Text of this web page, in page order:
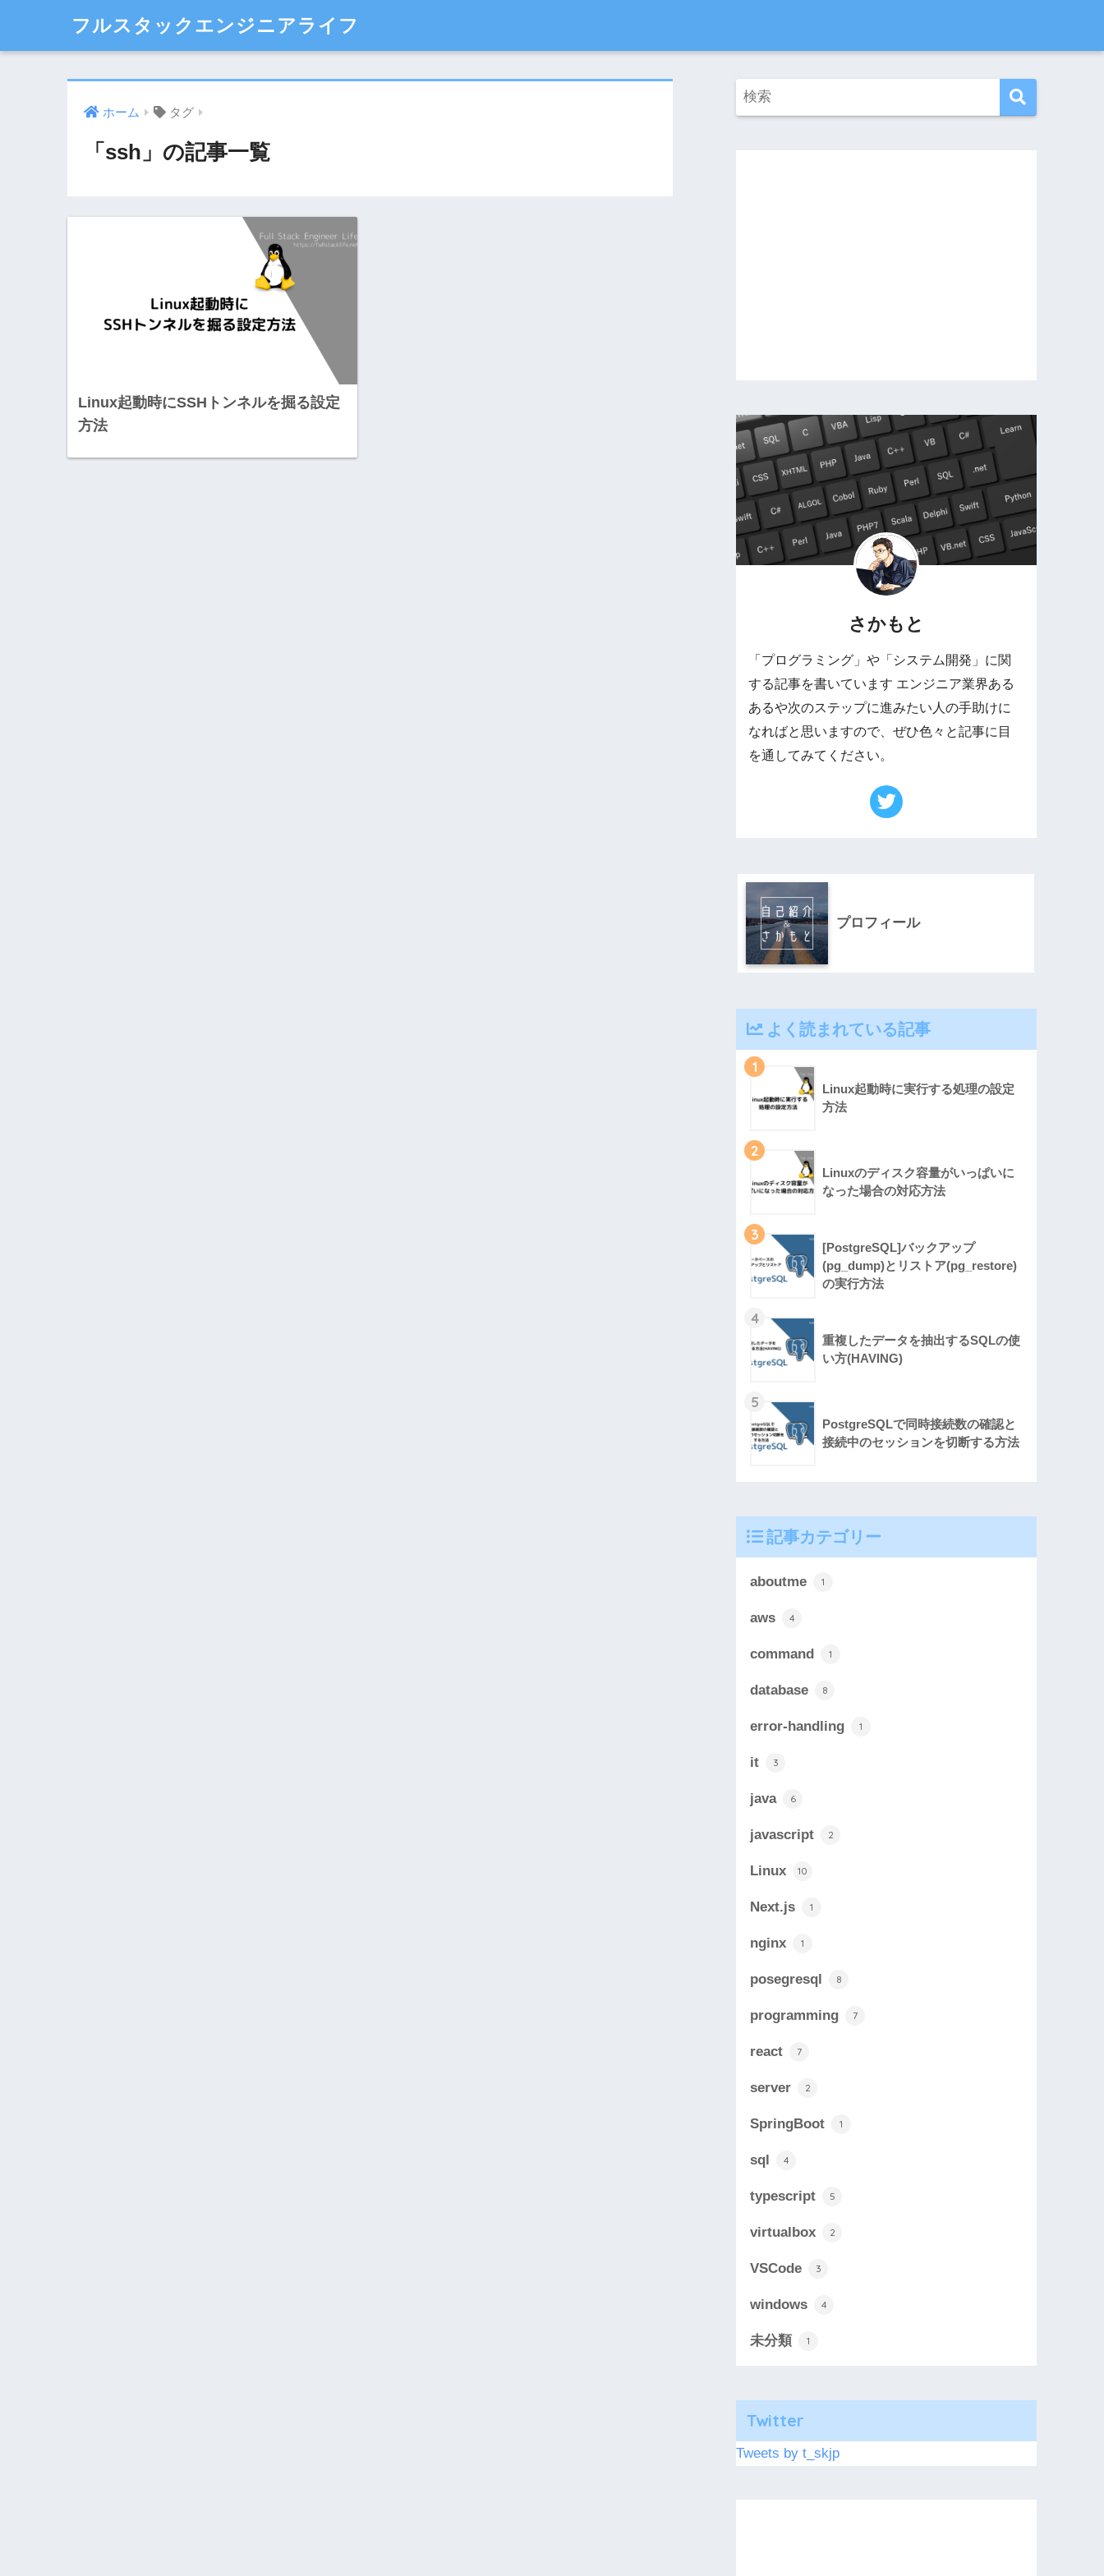
フルスタックエンジニアライフ
ホーム タグ
「ssh」の記事一覧
Linux起動時にSSHトンネルを掘る設定
方法
さかもと
「プログラミング」や「システム開発」に関
する記事を書いています エンジニア業界ある
あるや次のステップに進みたい人の手助けに
なればと思いますので、ぜひ色々と記事に目
を通してみてください。
プロフィール
よく読まれている記事
1
Linux起動時に実行する処理の設定
方法
2
Linuxのディスク容量がいっぱいに
なった場合の対応方法
3
[PostgreSQL]バックアップ
(pg_dump)とリストア(pg_restore)
の実行方法
4
重複したデータを抽出するSQLの使
い方(HAVING)
5
PostgreSQLで同時接続数の確認と
接続中のセッションを切断する方法
記事カテゴリー
aboutme 1
aws 4
command 1
database 8
error-handling 1
it 3
java 6
javascript 2
Linux 10
Next.js 1
nginx 1
posegresql 8
programming 7
react 7
server 2
SpringBoot 1
sql 4
typescript 5
virtualbox 2
VSCode 3
windows 4
未分類 1
Twitter
Tweets by t_skjp